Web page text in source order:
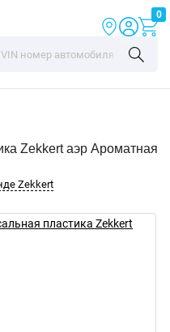
0
Zekkert аэр Ароматная
Zekkert